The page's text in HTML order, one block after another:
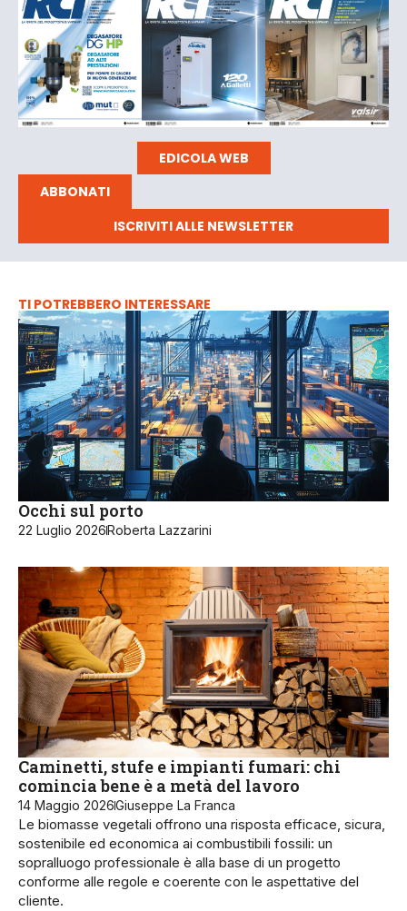
EDICOLA WEB
ABBONATI
ISCRIVITI ALLE NEWSLETTER
TI POTREBBERO INTERESSARE
Occhi sul porto
22 Luglio 2026Roberta Lazzarini
Caminetti, stufe e impianti fumari: chi
comincia bene è a metà del lavoro
14 Maggio 2026Giuseppe La Franca
Le biomasse vegetali offrono una risposta efficace, sicura,
sostenibile ed economica ai combustibili fossili: un
sopralluogo professionale è alla base di un progetto
conforme alle regole e coerente con le aspettative del
cliente.